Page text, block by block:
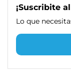
¡Suscribite
Lo que